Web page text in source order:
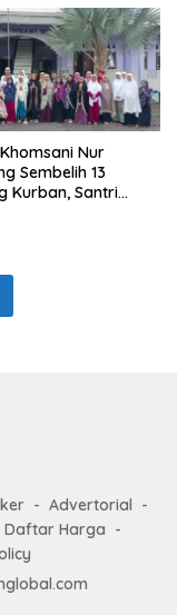
Nur
Sembelih 13
Kurban, Santri
Advertorial
Daftar Harga